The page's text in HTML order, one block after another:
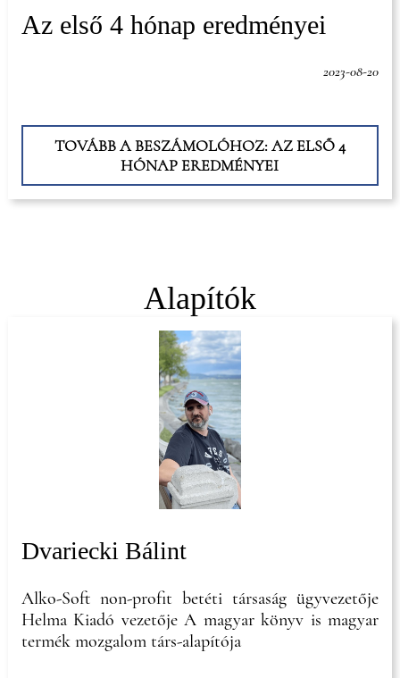
Az első 4 hónap eredményei
2023-08-20
TOVÁBB A BESZÁMOLÓHOZ: AZ ELSŐ 4
HÓNAP EREDMÉNYEI
Alapítók
Dvariecki Bálint
Alko-Soft non-profit betéti társaság ügyvezetője
Helma Kiadó vezetője A magyar könyv is magyar
termék mozgalom társ-alapítója